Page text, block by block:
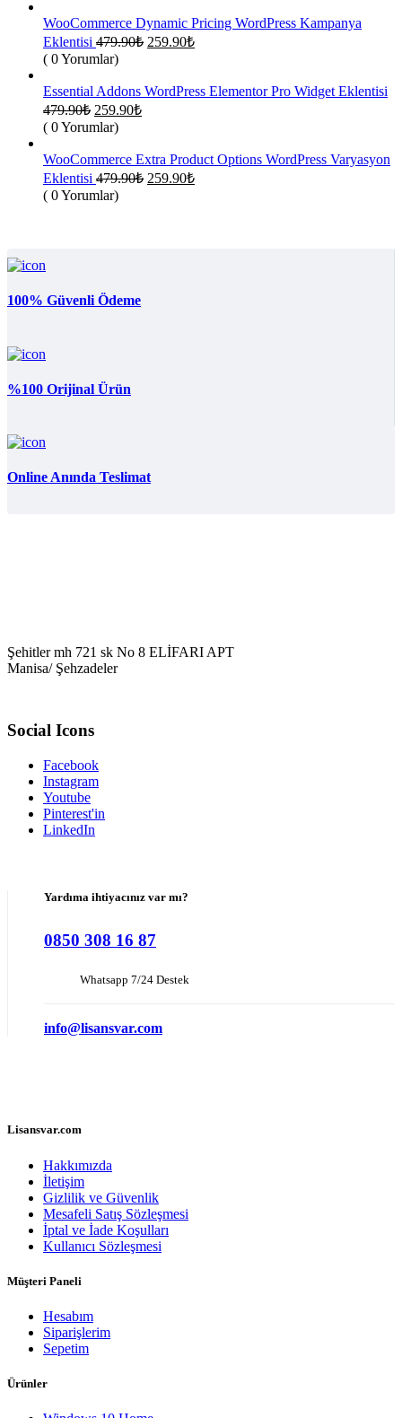
259.90₺.
WooCommerce Dynamic Pricing WordPress Kampanya
Eklentisi 479.90₺ Orijinal
259.90₺Şu
259.90₺.
( 0 Yorumlar)
Essential Addons WordPress Elementor Pro Widget Eklentisi
479.90₺ Orijinal
fiyat:
259.90₺Şu
259.90₺.
( 0 Yorumlar)
WooCommerce Extra Product Options WordPress Varyasyon
Eklentisi 479.90₺ Orijinal
259.90₺Şu
( 0 Yorumlar)
100% Güvenli Ödeme
%100 Orijinal Ürün
Online Anında Teslimat
Şehitler mh 721 sk No 8 ELİFARI APT
Manisa/ Şehzadeler
Social Icons
Facebook
Instagram
Youtube
Pinterest'in
LinkedIn
Yardıma ihtiyacınız var mı?
0850 308 16 87
Whatsapp 7/24 Destek
info@lisansvar.com
Lisansvar.com
Hakkımızda
İletişim
Gizlilik ve Güvenlik
Mesafeli Satış Sözleşmesi
İptal ve İade Koşulları
Kullanıcı Sözleşmesi
Müşteri Paneli
Hesabım
Siparişlerim
Sepetim
Ürünler